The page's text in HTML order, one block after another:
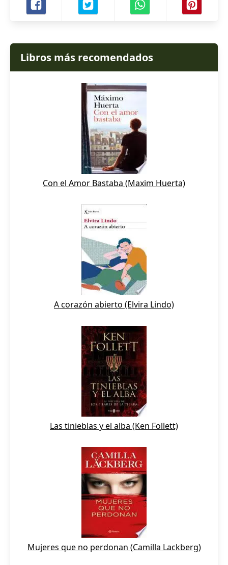
Libros más recomendados
Con el Amor Bastaba (Maxim Huerta)
A corazón abierto (Elvira Lindo)
Las tinieblas y el alba (Ken Follett)
Mujeres que no perdonan (Camilla Lackberg)